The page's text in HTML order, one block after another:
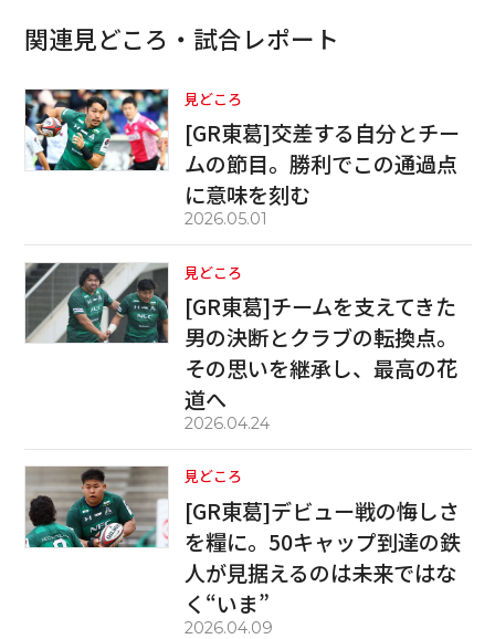
関連見どころ・試合レポート
見どころ
[GR東葛]交差する自分とチー
ムの節目。勝利でこの通過点
に意味を刻む
2026.05.01
見どころ
[GR東葛]チームを支えてきた
男の決断とクラブの転換点。
その思いを継承し、最高の花
道へ
2026.04.24
見どころ
[GR東葛]デビュー戦の悔しさ
を糧に。50キャップ到達の鉄
人が見据えるのは未来ではな
く“いま”
2026.04.09